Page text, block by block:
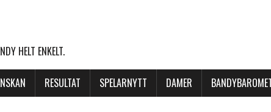
HELT ENKELT.
RESULTAT SPELARNYTT DAMER